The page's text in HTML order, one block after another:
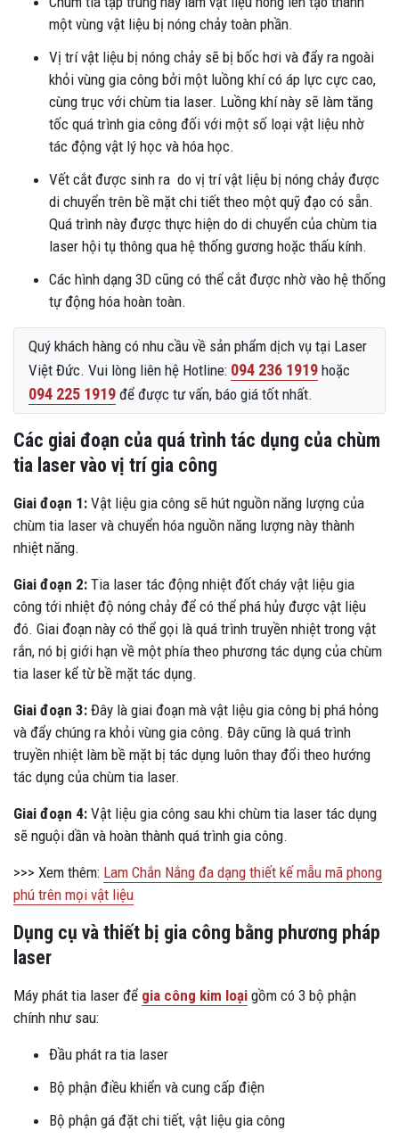
một vùng vật liệu bị nóng chảy toàn phần.
Vị trí vật liệu bị nóng chảy sẽ bị bốc hơi và đẩy ra ngoài
khỏi vùng gia công bởi một luồng khí có áp lực cực cao,
cùng trục với chùm tia laser. Luồng khí này sẽ làm tăng
tốc quá trình gia công đối với một số loại vật liệu nhờ
tác động vật lý học và hóa học.
Vết cắt được sinh ra do vị trí vật liệu bị nóng chảy được
di chuyển trên bề mặt chi tiết theo một quỹ đạo có sẵn.
Quá trình này được thực hiện do di chuyển của chùm tia
laser hội tụ thông qua hệ thống gương hoặc thấu kính.
Các hình dạng 3D cũng có thể cắt được nhờ vào hệ thống
tự động hóa hoàn toàn.
Quý khách hàng có nhu cầu về sản phẩm dịch vụ tại Laser
Việt Đức. Vui lòng liên hệ Hotline: 094 236 1919 hoặc
094 225 1919 để được tư vấn, báo giá tốt nhất.
Các giai đoạn của quá trình tác dụng của chùm
tia laser vào vị trí gia công
Giai đoạn 1: Vật liệu gia công sẽ hút nguồn năng lượng của
chùm tia laser và chuyển hóa nguồn năng lượng này thành
nhiệt năng.
Giai đoạn 2: Tia laser tác động nhiệt đốt cháy vật liệu gia
công tới nhiệt độ nóng chảy để có thể phá hủy được vật liệu
đó. Giai đoạn này có thể gọi là quá trình truyền nhiệt trong vật
rắn, nó bị giới hạn về một phía theo phương tác dụng của chùm
tia laser kể từ bề mặt tác dụng.
Giai đoạn 3: Đây là giai đoạn mà vật liệu gia công bị phá hỏng
và đẩy chúng ra khỏi vùng gia công. Đây cũng là quá trình
truyền nhiệt làm bề mặt bị tác dụng luôn thay đổi theo hướng
tác dụng của chùm tia laser.
Giai đoạn 4: Vật liệu gia công sau khi chùm tia laser tác dụng
sẽ nguội dần và hoàn thành quá trình gia công.
>>> Xem thêm: Lam Chắn Nắng đa dạng thiết kế mẫu mã phong
phú trên mọi vật liệu
Dụng cụ và thiết bị gia công bằng phương pháp
laser
Máy phát tia laser để gia công kim loại gồm có 3 bộ phận
chính như sau:
Đầu phát ra tia laser
Bộ phận điều khiển và cung cấp điện
Bộ phận gá đặt chi tiết, vật liệu gia công